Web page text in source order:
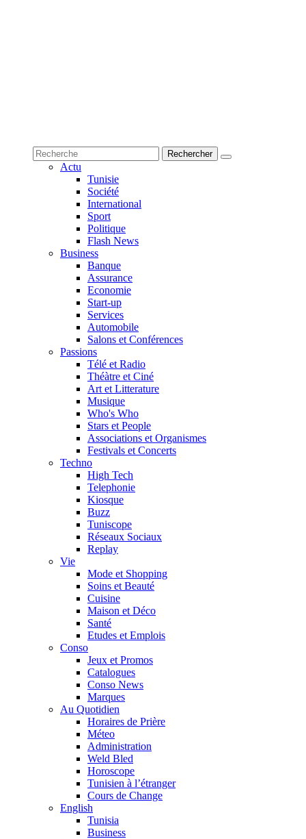
Actu
Tunisie
Société
International
Sport
Politique
Flash News
Business
Banque
Assurance
Economie
Start-up
Services
Automobile
Salons et Conférences
Passions
Télé et Radio
Théàtre et Ciné
Art et Litterature
Musique
Who's Who
Stars et People
Associations et Organismes
Festivals et Concerts
Techno
High Tech
Telephonie
Kiosque
Buzz
Tuniscope
Réseaux Sociaux
Replay
Vie
Mode et Shopping
Soins et Beauté
Cuisine
Maison et Déco
Santé
Etudes et Emplois
Conso
Jeux et Promos
Catalogues
Conso News
Marques
Au Quotidien
Horaires de Prière
Méteo
Administration
Weld Bled
Horoscope
Tunisien à l’étranger
Cours de Change
English
Tunisia
Business